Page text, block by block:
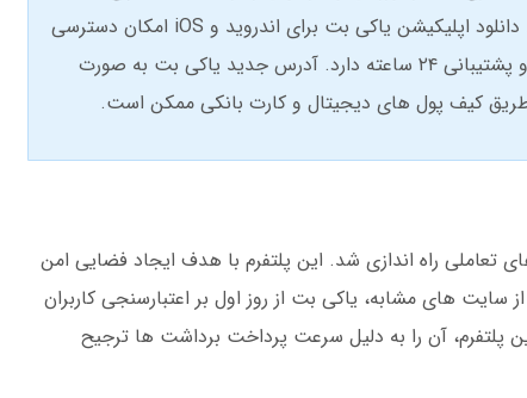
نام در سایت یاکی بت، کافیست شماره موبایل و ایمیل خود را وارد کنید. دانلود اپلیکیشن یاکی بت برای اندروید و iOS امکان دسترسی
بدون فیلتر را فراهم میکند. این پلتفرم دارای مجوزهای بین المللی است و پشتیبانی ۲۴ ساعته دارد. آدرس جدید یاکی بت به صورت
طریق کیف پول های دیجیتال و کارت بانکی ممکن است.
بازی های تعاملی راه اندازی شد. این پلتفرم با هدف ایجاد فضایی امن
های مشابه، یاکی بت از روز اول بر اعتبارسنجی کاربران
نشان داد ۷۸ درصد کاربران ایرانی این پلتفرم، آن را به دلیل سرعت پرداخت برداشت ها ترجیح